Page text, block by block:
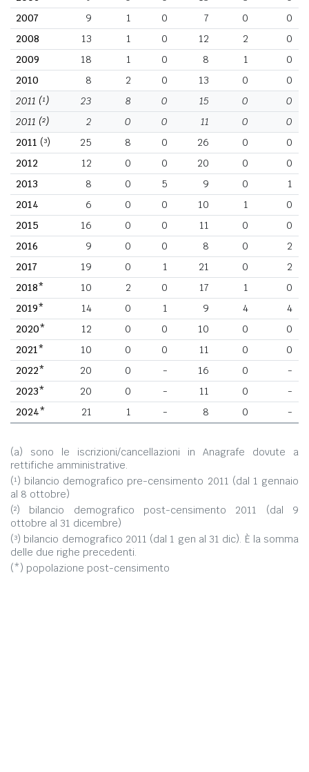
2007
9 1 0 7 0
0
2008
13 1 0 12 2
0
2009
18 1 0 8 1
0
2010
8 2 0 13 0
0
2011 (¹) 23 8 0 15 0
0
2011 (²) 2 0 0 11 0
0
2011 (³) 25 8 0 26 0
0
2012
12 0 0 20 0
0
2013
8 0 5 9 0
1
2014
6 0 0 10 1
0
2015
16 0 0 11 0
0
2016
9 0 0 8 0
2
2017
19 0 1 21 0
2
2018*
10 2 0 17 1
0
2019*
14 0 1 9 4
4
2020*
12 0 0 10 0
0
2021*
10 0 0 11 0
0
2022*
20 0 - 16 0
-
2023*
20 0 - 11 0
-
2024*
21 1 - 8 0 -
(a) sono le iscrizioni/cancellazioni in Anagrafe dovute a
rettifiche amministrative.
(¹) bilancio demografico pre-censimento 2011 (dal 1 gennaio
al 8 ottobre)
(²) bilancio demografico post-censimento 2011 (dal 9
ottobre al 31 dicembre)
(³) bilancio demografico 2011 (dal 1 gen al 31 dic). È la somma
delle due righe precedenti.
(*) popolazione post-censimento